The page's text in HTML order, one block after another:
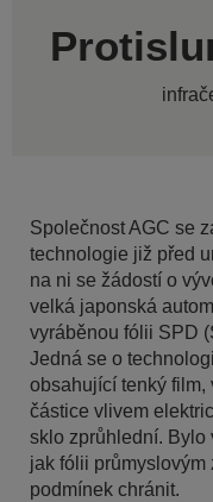
Společnost AGC se
technologie již před
na ni se žádostí o
velká japonská
vyráběnou fólii SPD
Jedná se o
obsahující tenký film,
částice vlivem
sklo zprůhlední. Bylo
jak fólii průmyslovým
podmínek chránit.